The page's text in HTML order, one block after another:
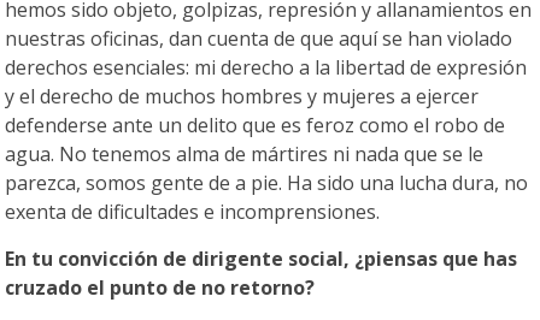
hemos sido objeto, golpizas, represión y allanamientos en
nuestras oficinas, dan cuenta de que aquí se han violado
derechos esenciales: mi derecho a la libertad de expresión
y el derecho de muchos hombres y mujeres a ejercer
defenderse ante un delito que es feroz como el robo de
agua. No tenemos alma de mártires ni nada que se le
parezca, somos gente de a pie. Ha sido una lucha dura, no
exenta de dificultades e incomprensiones.
En tu convicción de dirigente social, ¿piensas que has
cruzado el punto de no retorno?